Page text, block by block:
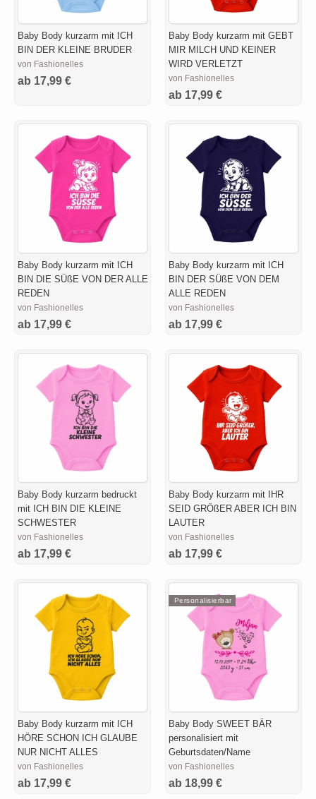
Baby Body kurzarm mit ICH
BIN DER KLEINE BRUDER
von Fashionelles
ab 17,99 €
Baby Body kurzarm mit GEBT
MIR MILCH UND KEINER
WIRD VERLETZT
von Fashionelles
ab 17,99 €
Baby Body kurzarm mit ICH
BIN DIE SÜßE VON DER ALLE
REDEN
von Fashionelles
ab 17,99 €
Baby Body kurzarm mit ICH
BIN DER SÜßE VON DEM
ALLE REDEN
von Fashionelles
ab 17,99 €
Baby Body kurzarm bedruckt
mit ICH BIN DIE KLEINE
SCHWESTER
von Fashionelles
ab 17,99 €
Baby Body kurzarm mit IHR
SEID GRÖßER ABER ICH BIN
LAUTER
von Fashionelles
ab 17,99 €
Baby Body kurzarm mit ICH
HÖRE SCHON ICH GLAUBE
NUR NICHT ALLES
von Fashionelles
ab 17,99 €
Personalisierbar
Baby Body SWEET BÄR
personalisiert mit
Geburtsdaten/Name
von Fashionelles
ab 18,99 €